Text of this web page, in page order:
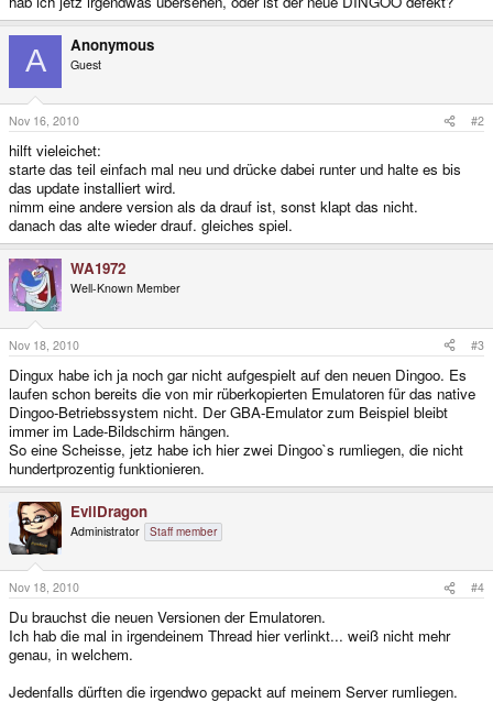
A Anonymous
Guest
Nov 16, 2010 #2
hilft vieleichet:
starte das teil einfach mal neu und drücke dabei runter und halte es bis
das update installiert wird.
nimm eine andere version als da drauf ist, sonst klapt das nicht.
danach das alte wieder drauf. gleiches spiel.
WA1972
Well-Known Member
Nov 18, 2010 #3
Dingux habe ich ja noch gar nicht aufgespielt auf den neuen Dingoo. Es
laufen schon bereits die von mir rüberkopierten Emulatoren für das native
Dingoo-Betriebssystem nicht. Der GBA-Emulator zum Beispiel bleibt
immer im Lade-Bildschirm hängen.
So eine Scheisse, jetz habe ich hier zwei Dingoo`s rumliegen, die nicht
hundertprozentig funktionieren.
EvilDragon
Administrator Staff member
Nov 18, 2010 #4
Du brauchst die neuen Versionen der Emulatoren.
Ich hab die mal in irgendeinem Thread hier verlinkt... weiß nicht mehr
genau, in welchem.
Jedenfalls dürften die irgendwo gepackt auf meinem Server rumliegen.